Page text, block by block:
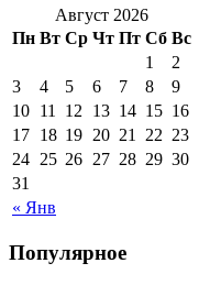
Август 2026
Пн Вт Ср Чт Пт Сб Вс
« Янв
1
2
3
4 5 6 7 8
9
10 11 12 13 14 15 16
17 18 19 20 21 22 23
24 25 26 27 28 29 30
31
Популярное